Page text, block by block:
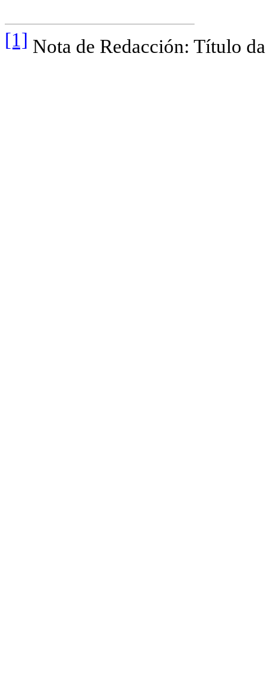
[1] Nota de Redacción: Título